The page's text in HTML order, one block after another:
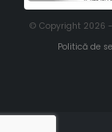
© Copyright 2026 -
Politică de